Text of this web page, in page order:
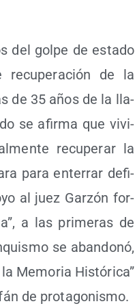
del gol­pe de esta­do
recu­pe­ra­ción de la
de 35 años de la lla­
se afir­ma que vivi­
recu­pe­rar la
para ente­rrar defi­
al juez Gar­zón for­
a las pri­me­ras de
se aban­do­nó,
Memo­ria His­tó­ri­ca”
de protagonismo.